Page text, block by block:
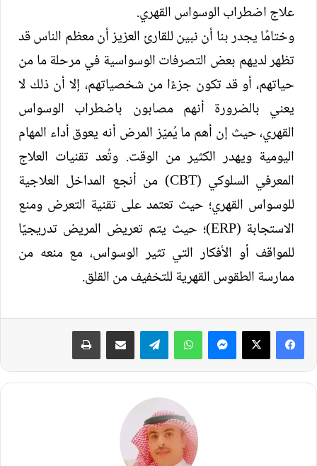
علاج اضطراب الوسواس القهري.
وختامًا يجدر بنا أن نبين للقارئ العزيز أن معظم الناس قد
تظهر لديهم بعض التصرفات الوسواسية في مرحلة ما من
حياتهم، أو قد تكون جزءًا من شخصياتهم، إلا أن ذلك لا
يعني بالضرورة أنهم مصابون باضطراب الوسواس
القهري، حيث إن أهم ما يُميّز المرض أنه يعوق أداء المهام
اليومية ويهدر الكثير من الوقت. وتُعد تقنيات العلاج
المعرفي السلوكي (CBT) من أنجع المداخل العلاجية
للوسواس القهري؛ حيث تعتمد على تقنية التعرض ومنع
الاستجابة (ERP)؛ حيث يتم تعريض المريض تدريجيًا
للمواقف أو الأفكار التي تثير الوسواس، مع منعه من
ممارسة الطقوس القهرية للتخفيف من القلق.